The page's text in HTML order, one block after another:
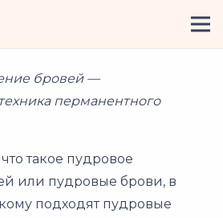
бровей —
перманентного
такое пудровое
или пудровые брови, в
подходят пудровые